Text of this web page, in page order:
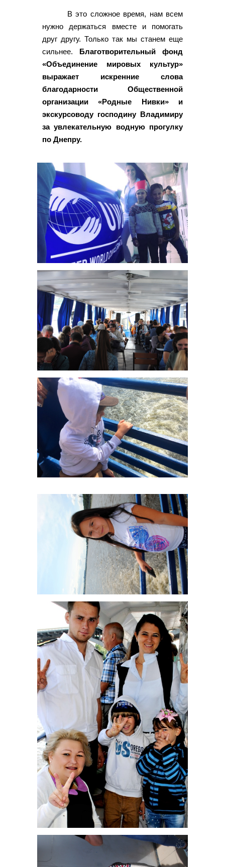
В это сложное время, нам всем
нужно держаться вместе и помогать
друг другу. Только так мы станем еще
сильнее. Благотворительный фонд
«Объединение мировых культур»
выражает искренние слова
благодарности Общественной
организации «Родные Нивки» и
экскурсоводу господину Владимиру
за увлекательную водную прогулку
по Днепру.